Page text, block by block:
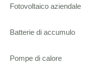
Fotovoltaico aziendale
Batterie di accumulo
Pompe di calore